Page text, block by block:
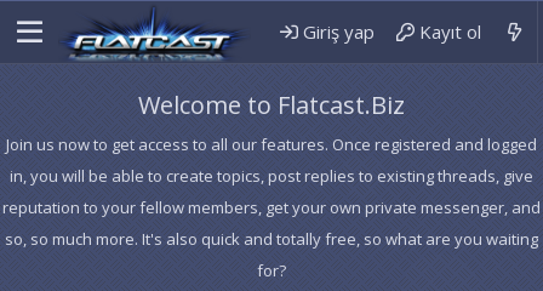
Giriş yap Kayıt ol
Welcome to Flatcast.Biz
Join us now to get access to all our features. Once registered and logged
in, you will be able to create topics, post replies to existing threads, give
reputation to your fellow members, get your own private messenger, and
so, so much more. It's also quick and totally free, so what are you waiting
for?